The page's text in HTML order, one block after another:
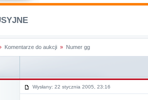
Komentarze do aukcji » Numer gg
Wysłany: 22 stycznia 2005, 23:16